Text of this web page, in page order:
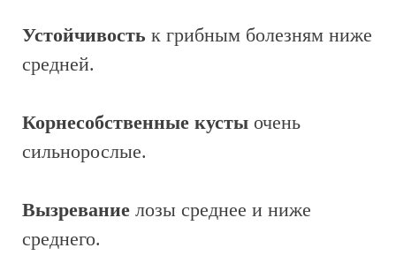
Устойчивость к грибным болезням ниже
средней.
Корнесобственные кусты очень
сильнорослые.
Вызревание лозы среднее и ниже
среднего.